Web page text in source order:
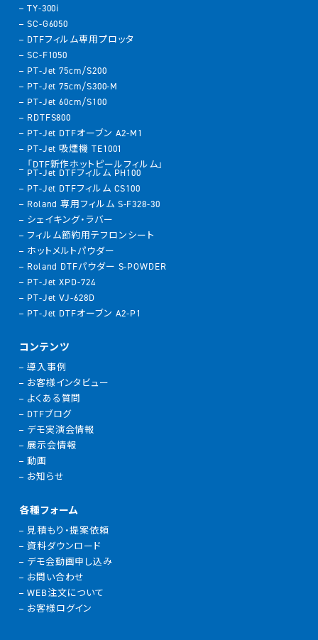
TY-300i
SC-G6050
DTFフィルム専用プロッタ
SC-F1050
PT-Jet 75cm/S200
PT-Jet 75cm/S300-M
PT-Jet 60cm/S100
RDTFS800
PT-Jet DTFオーブン A2-M1
PT-Jet 吸煙機 TE1001
「DTF新作ホットピールフィルム」
PT-Jet DTFフィルム PH100
PT-Jet DTFフィルム CS100
Roland 専用フィルム S-F328-30
シェイキング・ラバー
フィルム節約用テフロンシート
ホットメルトパウダー
Roland DTFパウダー S-POWDER
PT-Jet XPD-724
PT-Jet VJ-628D
PT-Jet DTFオーブン A2-P1
コンテンツ
導入事例
お客様インタビュー
よくある質問
DTFブログ
デモ実演会情報
展示会情報
動画
お知らせ
各種フォーム
見積もり・提案依頼
資料ダウンロード
デモ会動画申し込み
お問い合わせ
WEB注文について
お客様ログイン